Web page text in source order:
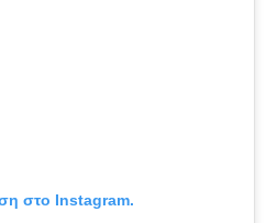
στο Instagram.